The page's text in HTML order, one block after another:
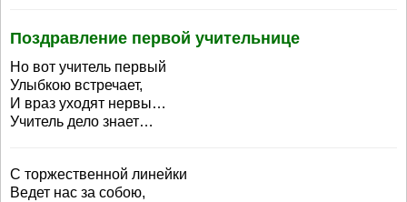
Поздравление первой учительнице
Но вот учитель первый
Улыбкою встречает,
И враз уходят нервы…
Учитель дело знает…
С торжественной линейки
Ведет нас за собою,